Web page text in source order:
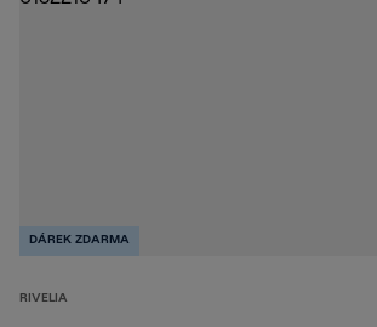
DÁREK ZDARMA
RIVELIA